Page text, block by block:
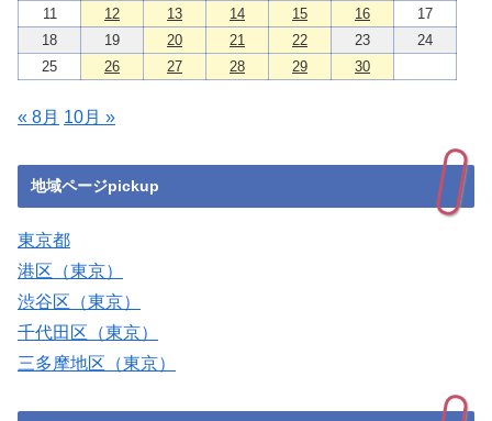
11
12 13 14 15 16
17
18
19 20 21 22 23
24
25
26 27 28 29 30
« 8月 10月 »
地域ページpickup
東京都
港区（東京）
渋谷区（東京）
千代田区（東京）
三多摩地区（東京）